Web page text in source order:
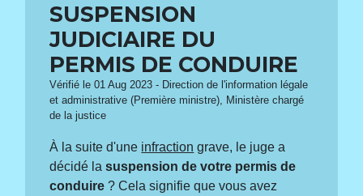
SUSPENSION
JUDICIAIRE DU
PERMIS DE CONDUIRE
Vérifié le 01 Aug 2023 - Direction de l'information légale
et administrative (Première ministre), Ministère chargé
de la justice
À la suite d'une infraction grave, le juge a
décidé lasuspension de votre permis de
conduire ? Cela signifie que vous avez